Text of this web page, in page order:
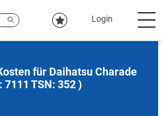
Login
für Daihatsu Charade
7111 TSN: 352 )